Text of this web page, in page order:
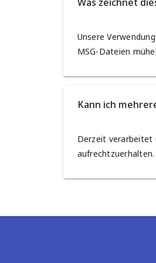
Unsere
MSG-Dateien
Kann ich
Derzeit verarbeitet
aufrechtzuerhalten.